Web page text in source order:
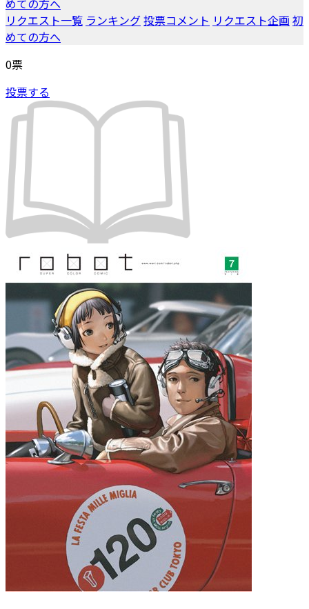
めての方へ
リクエスト一覧 ランキング投票コメント リクエスト企画 初
めての方へ
0票
投票する